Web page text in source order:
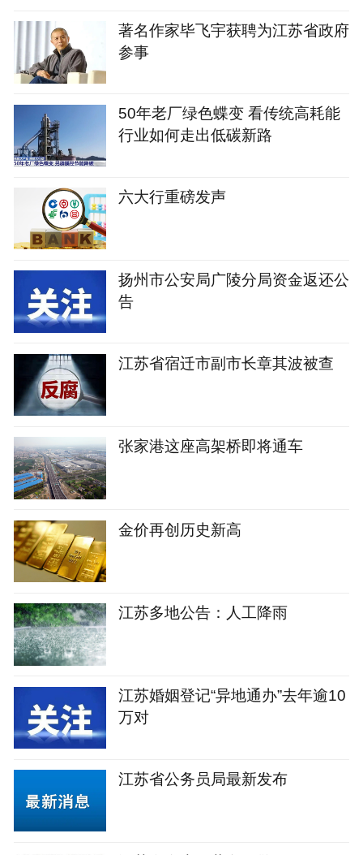
著名作家毕飞宇获聘为江苏省政府
参事
50年老厂绿色蝶变 看传统高耗能
行业如何走出低碳新路
六大行重磅发声
扬州市公安局广陵分局资金返还公
告
江苏省宿迁市副市长章其波被查
张家港这座高架桥即将通车
金价再创历史新高
江苏多地公告：人工降雨
江苏婚姻登记“异地通办”去年逾10
万对
江苏省公务员局最新发布